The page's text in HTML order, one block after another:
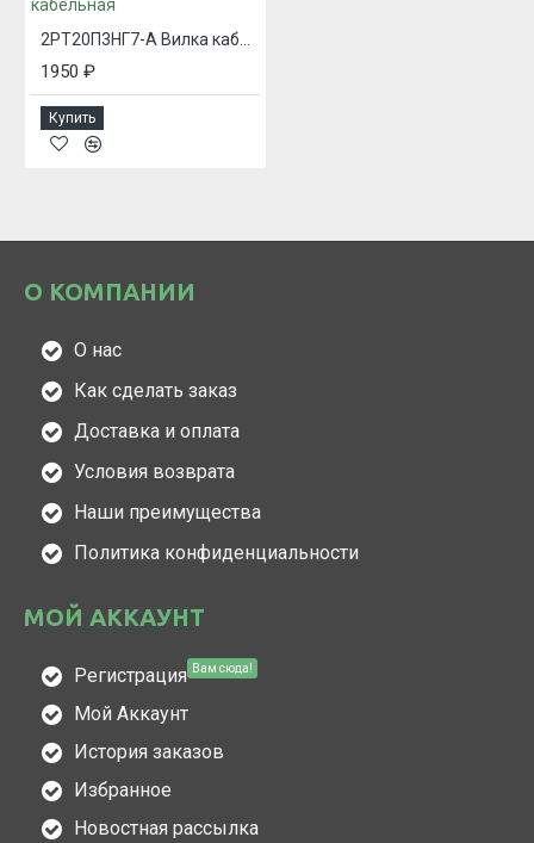
2РТ20П3НГ7-А Вилка кабельная
1950 ₽
Купить
О КОМПАНИИ
О нас
Как сделать заказ
Доставка и оплата
Условия возврата
Наши преимущества
Политика конфиденциальности
МОЙ АККАУНТ
Регистрация Вам сюда!
Мой Аккаунт
История заказов
Избранное
Новостная рассылка